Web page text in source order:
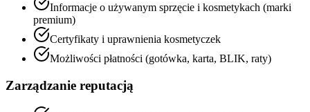
Informacje o używanym sprzęcie i kosmetykach (marki
premium)
Certyfikaty i uprawnienia kosmetyczek
Możliwości płatności (gotówka, karta, BLIK, raty)
Zarządzanie reputacją